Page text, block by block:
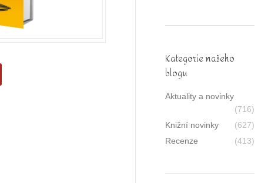
Kategorie našeho
blogu
Aktuality a novinky
(716)
Knižní novinky
(627)
Recenze
(413)